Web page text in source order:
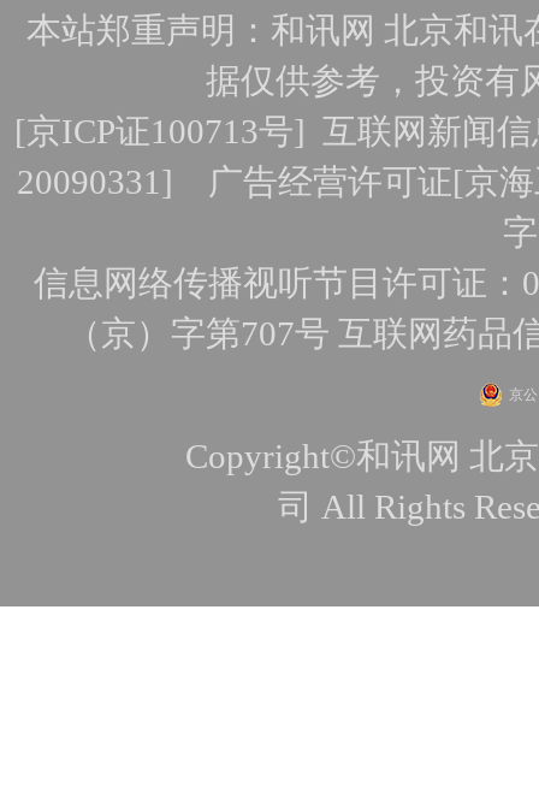
本站郑重声明：和讯网 北京和
据仅供参考，投资有
[京ICP证100713号]互联网新闻
20090331] 广告经营许可证[京
信息网络传播视听节目许可证：
（京）字第707号 互联网药品
京
Copyright©和讯网 北
司 All Rights